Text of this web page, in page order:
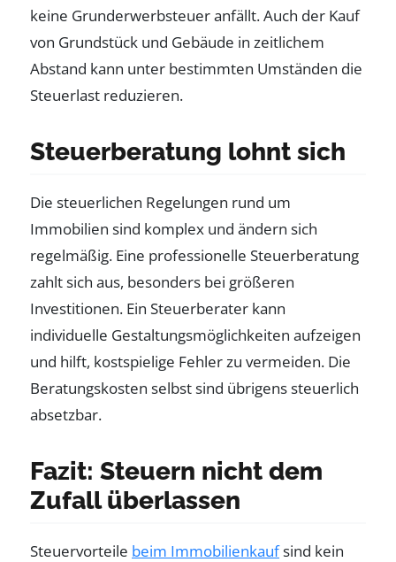
keine Grunderwerbsteuer anfällt. Auch der Kauf
von Grundstück und Gebäude in zeitlichem
Abstand kann unter bestimmten Umständen die
Steuerlast reduzieren.
Steuerberatung lohnt sich
Die steuerlichen Regelungen rund um
Immobilien sind komplex und ändern sich
regelmäßig. Eine professionelle Steuerberatung
zahlt sich aus, besonders bei größeren
Investitionen. Ein Steuerberater kann
individuelle Gestaltungsmöglichkeiten aufzeigen
und hilft, kostspielige Fehler zu vermeiden. Die
Beratungskosten selbst sind übrigens steuerlich
absetzbar.
Fazit: Steuern nicht dem
Zufall überlassen
Steuervorteile beim Immobilienkaufsind kein